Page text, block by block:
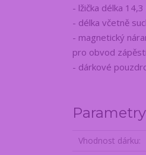
- lžička délka
- délka včetně
- magnetický
pro obvod
- dárkové
Parametry
Vhodnost dárku